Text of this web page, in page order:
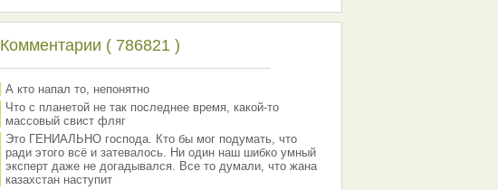
Комментарии ( 786821 )
А кто напал то, непонятно
Что с планетой не так последнее время, какой-то
массовый свист фляг
Это ГЕНИАЛЬНО господа. Кто бы мог подумать, что
ради этого всё и затевалось. Ни один наш шибко умный
эксперт даже не догадывался. Все то думали, что жана
казахстан наступит